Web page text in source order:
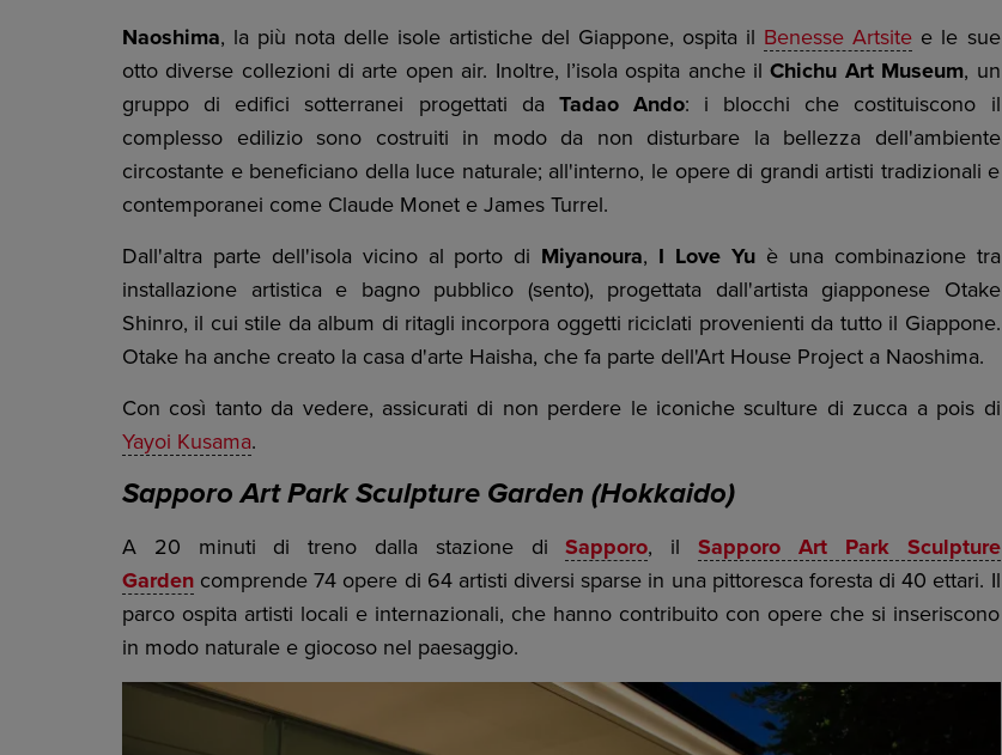
Naoshima, la più nota delle isole artistiche del Giappone, ospita il Benesse Artsite e le sue
otto diverse collezioni di arte open air. Inoltre, l’isola ospita anche ilChichu Art Museum, un
gruppo di edifici sotterranei progettati da Tadao Ando: i blocchi che costituiscono il
complesso edilizio sono costruiti in modo da non disturbare la bellezza dell'ambiente
circostante e beneficiano della luce naturale; all'interno, le opere di grandi artisti tradizionali e
contemporanei come Claude Monet e James Turrel.
Dall'altra parte dell'isola vicino al porto di Miyanoura, I Love Yuè una combinazione tra
installazione artistica e bagno pubblico (sento), progettata dall'artista giapponese Otake
Shinro, il cui stile da album di ritagli incorpora oggetti riciclati provenienti da tutto il Giappone.
Otake ha anche creato la casa d'arte Haisha, che fa parte dell'Art House Project a Naoshima.
Con così tanto da vedere, assicurati di non perdere le iconiche sculture di zucca a pois di
Yayoi Kusama.
Sapporo Art Park Sculpture Garden (Hokkaido)
A 20 minuti di treno dalla stazione diSapporo, ilSapporo Art Park Sculpture
Garden comprende 74 opere di 64 artisti diversi sparse in una pittoresca foresta di 40 ettari. Il
parco ospita artisti locali e internazionali, che hanno contribuito con opere che si inseriscono
in modo naturale e giocoso nel paesaggio.